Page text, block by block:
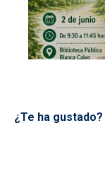
¿Te ha